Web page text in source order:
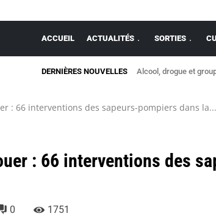
ACCUEIL ACTUALITÉS SORTIES
DERNIÈRES NOUVELLES Alcool, drogue et
: 66 interventions des sapeurs-pompiers dans la...
: 66 interventions des
0 1751